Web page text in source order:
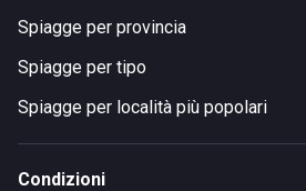
Spiagge per provincia
Spiagge per tipo
Spiagge per località più popolari
Condizioni